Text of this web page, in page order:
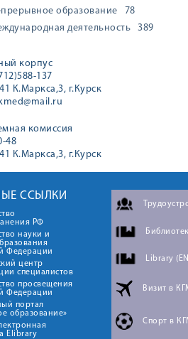
образование
78
деятельность
389
корпус
137
К.Маркса,3, г.Курск
комиссия
48
К.Маркса,3, г.Курск
ССЫЛКИ
РФ
науки и
Федерации
центр
специалистов
просвещения
Федерации
портал
образование»
Elibrary
Library
Визит в
Спорт в